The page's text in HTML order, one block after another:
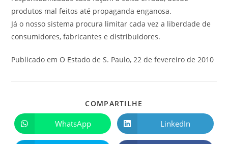
produtos mal feitos até propaganda enganosa.
Já o nosso sistema procura limitar cada vez a liberdade de
consumidores, fabricantes e distribuidores.
Publicado em O Estado de S. Paulo, 22 de fevereiro de 2010
COMPARTILHE
WhatsApp LinkedIn